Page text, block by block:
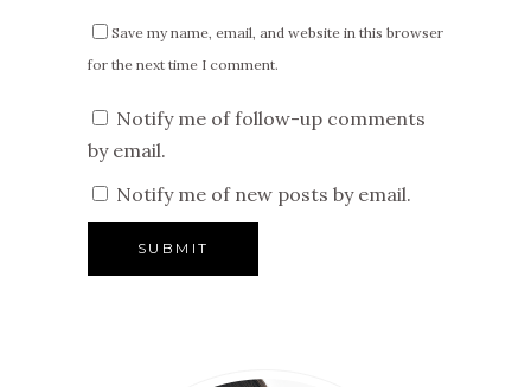
Save my name, email, and website in this browser
for the next time I comment.
Notify me of follow-up comments
by email.
Notify me of new posts by email.